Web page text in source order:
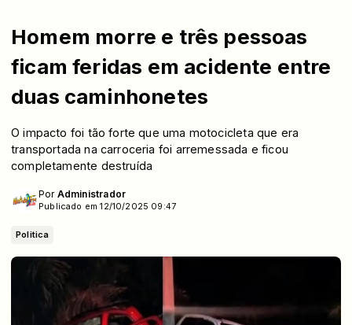
Homem morre e três pessoas
ficam feridas em acidente entre
duas caminhonetes
O impacto foi tão forte que uma motocicleta que era
transportada na carroceria foi arremessada e ficou
completamente destruída
Por Administrador
Publicado em 12/10/2025 09:47
Politica